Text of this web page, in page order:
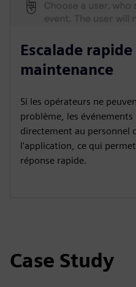
Escalade
maintenance
Si les opérateurs ne
problème, les
directement au personnel
l'application, ce qui
réponse rapide.
Case Study